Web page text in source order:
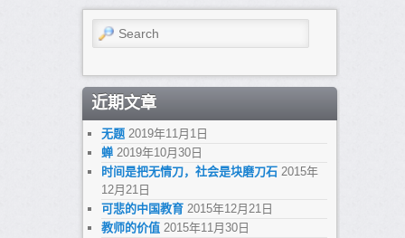
Search
近期文章
无题 2019年11月1日
蝉 2019年10月30日
时间是把无情刀，社会是块磨刀石 2015年
12月21日
可悲的中国教育 2015年12月21日
教师的价值 2015年11月30日